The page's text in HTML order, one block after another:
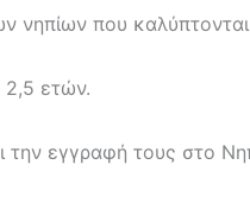
νηπίων που
ετών.
εγγραφή τους στο